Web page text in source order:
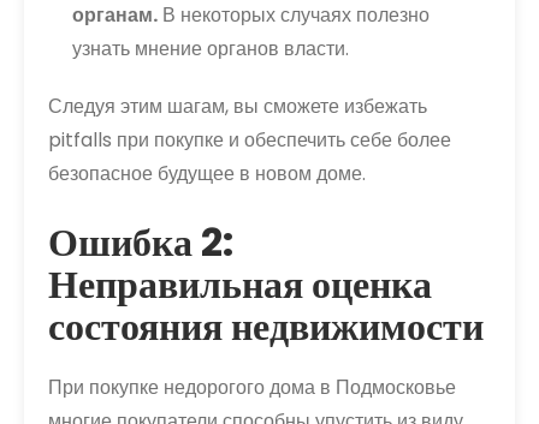
органам. В некоторых случаях полезно
узнать мнение органов власти.
Следуя этим шагам, вы сможете избежать
pitfalls при покупке и обеспечить себе более
безопасное будущее в новом доме.
Ошибка 2:
Неправильная оценка
состояния недвижимости
При покупке недорогого дома в Подмосковье